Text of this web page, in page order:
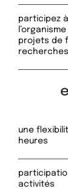
participez
projets de
recherches
une
heures
activités